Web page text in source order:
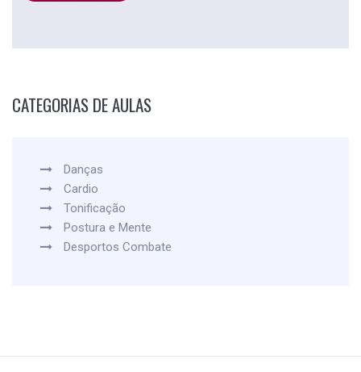
CATEGORIAS DE AULAS
Danças
Cardio
Tonificação
Postura e Mente
Desportos Combate